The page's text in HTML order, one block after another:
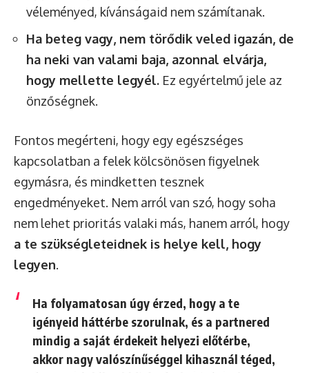
véleményed, kívánságaid nem számítanak.
Ha beteg vagy, nem törődik veled igazán, de
ha neki van valami baja, azonnal elvárja,
hogy mellette legyél. Ez egyértelmű jele az
önzőségnek.
Fontos megérteni, hogy egy egészséges
kapcsolatban a felek kölcsönösen figyelnek
egymásra, és mindketten tesznek
engedményeket. Nem arról van szó, hogy soha
nem lehet prioritás valaki más, hanem arról, hogy
a te szükségleteidnek is helye kell, hogy
legyen.
Ha folyamatosan úgy érzed, hogy a te
igényeid háttérbe szorulnak, és a partnered
mindig a saját érdekeit helyezi előtérbe,
akkor nagy valószínűséggel kihasznál téged,